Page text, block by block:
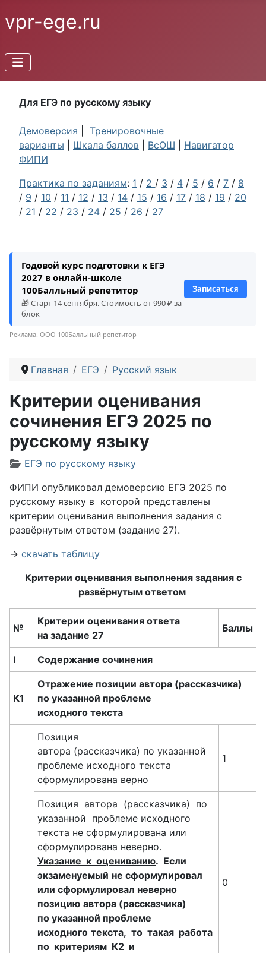
vpr-ege.ru
Для ЕГЭ по русскому языку
Демоверсия
Тренировочные
варианты
Шкала баллов ВсОШ
Навигатор
ФИПИ
Практика по заданиям: 1 / 2 / 3 / 4 / 5 / 6 / 7 / 8
/ 9 / 10 / 11 / 12 / 13 / 14 / 15 / 16 / 17 / 18 / 19 / 20
/ 21 / 22 / 23 / 24 / 25 / 26 / 27
Годовой курс подготовки к ЕГЭ
2027 в онлайн-школе
100Балльный репетитор
🎁 Старт 14 сентября. Стоимость от 990 ₽ за
блок
Записаться
Реклама. ООО 100Балльный репетитор
Главная ЕГЭ Русский язык
Критерии оценивания
сочинения ЕГЭ 2025 по
русскому языку
Информация о материале
ЕГЭ по русскому языку
ФИПИ опубликовал демоверсию ЕГЭ 2025 по
русскому языку в которой представлены
критерии оценивания выполнения задания с
развёрнутым ответом (задание 27).
→ скачать таблицу
Критерии оценивания выполнения задания с
развёрнутым ответом
№
Критерии оценивания ответа
на задание 27
Баллы
I Содержание сочинения
К1
Отражение позиции автора (рассказчика)
по указанной проблеме
исходного текста
Позиция
автора (рассказчика) по указанной
проблеме исходного текста
сформулирована верно
1
Позиция автора (рассказчика) по
указанной проблеме исходного
текста не сформулирована или
сформулирована неверно.
Указание к оцениванию. Если
экзаменуемый не сформулировал
или сформулировал неверно
позицию автора (рассказчика)
по указанной проблеме
исходного текста, то такая работа
по критериям К2 и
0